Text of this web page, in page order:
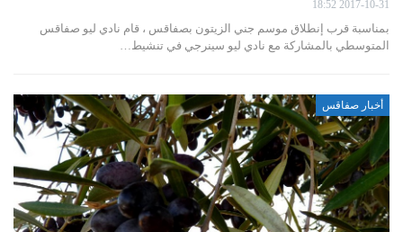
2017-10-31 18:52
بمناسبة قرب إنطلاق موسم جني الزيتون بصفاقس ، قام نادي ليو صفاقس
المتوسطي بالمشاركة مع نادي ليو سينرجي في تنشيط…
أخبار صفاقس